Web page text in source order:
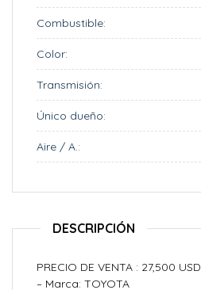
Combustible:
Color:
Transmisión:
Único dueño:
Aire / A.:
DESCRIPCIÓN
PRECIO DE VENTA : 27,500 USD
– Marca: TOYOTA